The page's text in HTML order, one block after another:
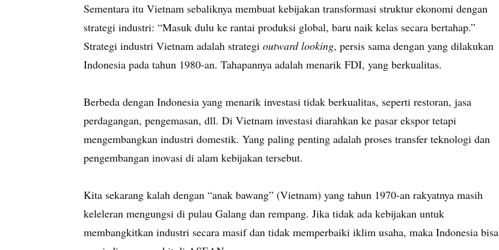
Sementara itu Vietnam sebaliknya membuat kebijakan transformasi struktur ekonomi dengan
strategi industri: “Masuk dulu ke rantai produksi global, baru naik kelas secara bertahap.”
Strategi industri Vietnam adalah strategi outward looking, persis sama dengan yang dilakukan
Indonesia pada tahun 1980-an. Tahapannya adalah menarik FDI, yang berkualitas.
Berbeda dengan Indonesia yang menarik investasi tidak berkualitas, seperti restoran, jasa
perdagangan, pengemasan, dll. Di Vietnam investasi diarahkan ke pasar ekspor tetapi
mengembangkan industri domestik. Yang paling penting adalah proses transfer teknologi dan
pengembangan inovasi di alam kebijakan tersebut.
Kita sekarang kalah dengan “anak bawang” (Vietnam) yang tahun 1970-an rakyatnya masih
keleleran mengungsi di pulau Galang dan rempang. Jika tidak ada kebijakan untuk
membangkitkan industri secara masif dan tidak memperbaiki iklim usaha, maka Indonesia bisa